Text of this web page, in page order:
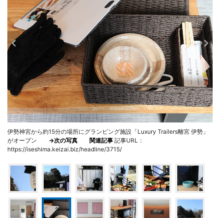
伊勢神宮から約15分の場所にグランピング施設「Luxury Trailers離宮 伊勢」
がオープン →次の写真 関連記事 記事URL：
https://iseshima.keizai.biz/headline/3715/